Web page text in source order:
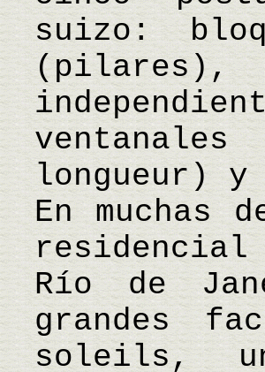
suizo:
(pilares),
longueur) y
En muchas
residencial
Río de
grandes
soleils,